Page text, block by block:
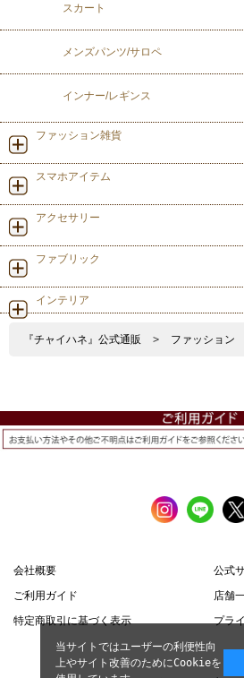
スカート
メンズパンツ/サロペ
インナー/レギンス
ファッション雑貨
スマホアイテム
アクセサリー
ファブリック
インテリア
『チャイハネ』公式通販 > ファッション
会社概要
公式
ご利用ガイド
店舗
特定商取引に基づく表示
プラ
当サイトではユーザーの利便性向
上やサイト改善のためにCookieを